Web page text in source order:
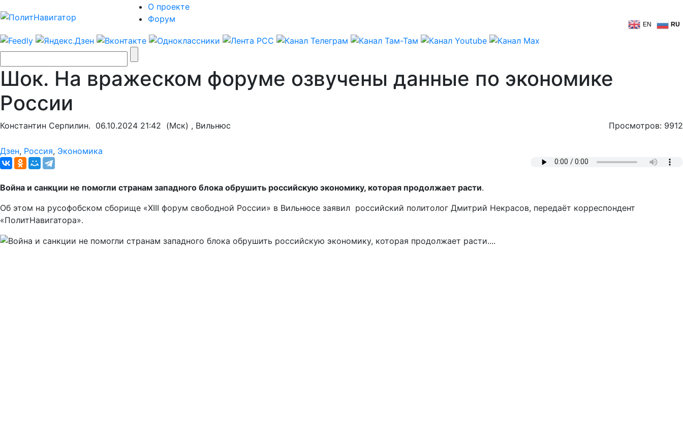
О проекте
Форум
EN RU
Шок. На вражеском форуме озвучены данные по экономике
России
Константин Серпилин. 06.10.2024 21:42 (Мск) , Вильнюс Просмотров: 9912
Дзен, Россия, Экономика
Война и санкции не помогли странам западного блока обрушить российскую экономику, которая продолжает расти.
Об этом на русофобском сборище «XIII форум свободной России» в Вильнюсе заявил российский политолог Дмитрий Некрасов, передаёт корреспондент
«ПолитНавигатора».